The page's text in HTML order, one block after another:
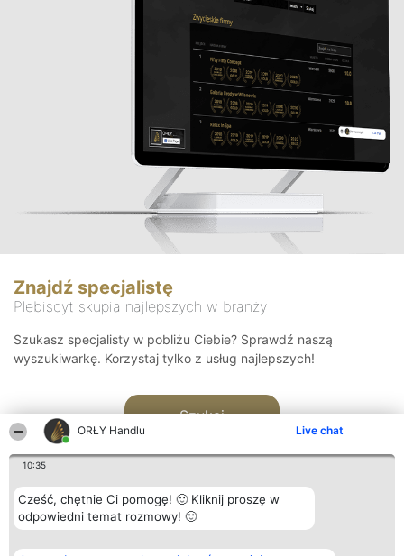
ORŁY Handlu Live chat
10:35
Cześć, chętnie Ci pomogę! 🙂 Kliknij proszę w
odpowiedni temat rozmowy! 🙂
Znajdź specjalistę
Plebiscyt skupia najlepszych w branży
Szukasz specjalisty w pobliżu Ciebie? Sprawdź naszą
wyszukiwarkę. Korzystaj tylko z usług najlepszych!
Szukaj
Organizator plebiscytu Plebiscyt Kontakt